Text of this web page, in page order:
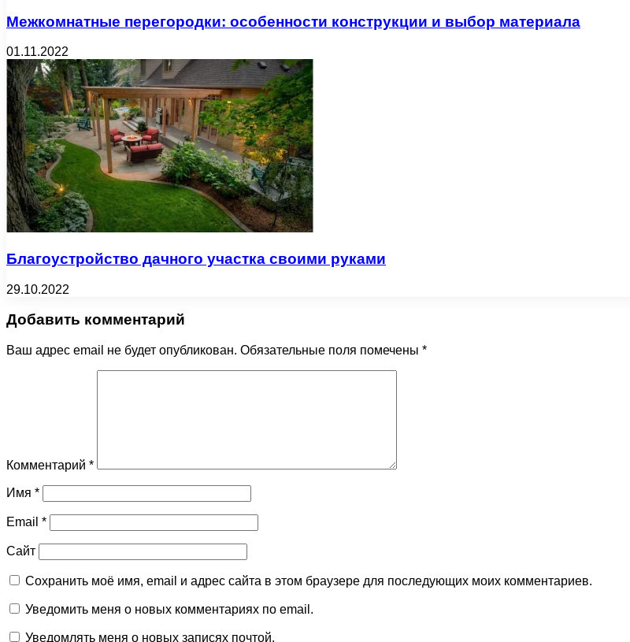
Межкомнатные перегородки: особенности конструкции и выбор материала
01.11.2022
Благоустройство дачного участка своими руками
29.10.2022
Добавить комментарий
Ваш адрес email не будет опубликован. Обязательные поля помечены *
Комментарий *
Имя *
Email *
Сайт
Сохранить моё имя, email и адрес сайта в этом браузере для последующих моих комментариев.
Уведомить меня о новых комментариях по email.
Уведомлять меня о новых записях почтой.